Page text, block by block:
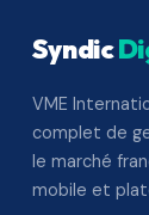
Syndic
VME
complet de
le marché
mobile et